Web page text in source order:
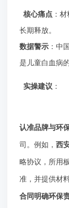
核心痛点：材
长期释放。
数据警示 ：中
是儿童白血病
实操建议 ：
认准品牌与环
司。例如， 西
略协议，所用
准，并提供材
合同明确环保